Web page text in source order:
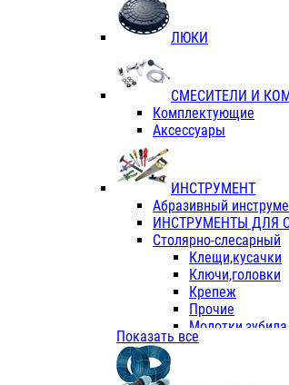
ЛЮКИ
СМЕСИТЕЛИ И
Комплектующие
Аксессуары
ИНСТРУМЕНТ
Абразивный
ИНСТРУМЕНТЫ ДЛЯ
Столярно-слесарный
Клещи,кусачки
Ключи,головки
Крепеж
Прочие
Молотки,зубила
Показать все